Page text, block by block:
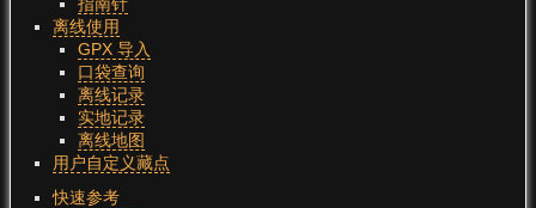
指南针
离线使用
GPX 导入
口袋查询
离线记录
实地记录
离线地图
用户自定义藏点
快速参考